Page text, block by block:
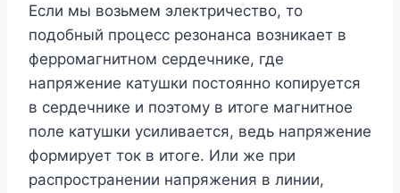
Если мы возьмем электричество, то
подобный процесс резонанса возникает в
ферромагнитном сердечнике, где
напряжение катушки постоянно копируется
в сердечнике и поэтому в итоге магнитное
поле катушки усиливается, ведь напряжение
формирует ток в итоге. Или же при
распространении напряжения в линии,